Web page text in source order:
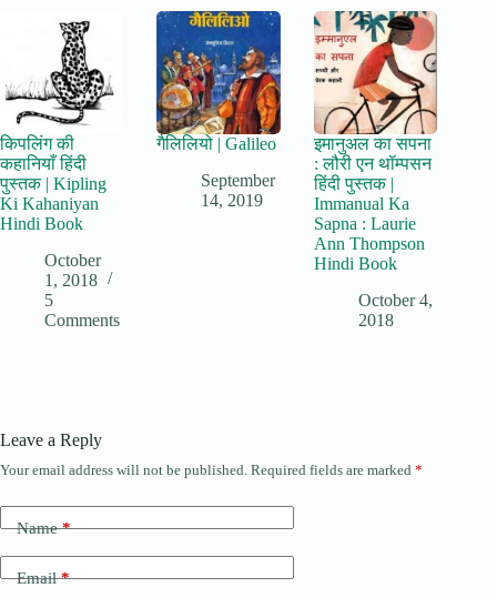
किपलिंग की
कहानियाँ हिंदी
पुस्तक | Kipling
Ki Kahaniyan
Hindi Book
October
1, 2018
5
Comments
गैलिलियो | Galileo
September
14, 2019
इमानुअल का सपना
: लौरी एन थॉम्पसन
हिंदी पुस्तक |
Immanual Ka
Sapna : Laurie
Ann Thompson
Hindi Book
October 4,
2018
Leave a Reply
Your email address will not be published. Required fields are marked *
Name*
Email*